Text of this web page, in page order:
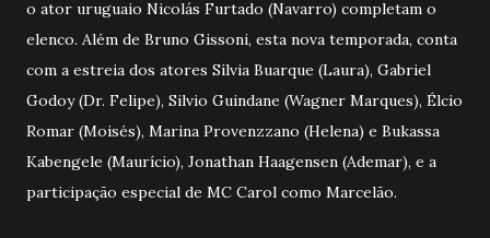
o ator uruguaio Nicolás Furtado (Navarro) completam o
elenco. Além de Bruno Gissoni, esta nova temporada, conta
com a estreia dos atores Sílvia Buarque (Laura), Gabriel
Godoy (Dr. Felipe), Silvio Guindane (Wagner Marques), Élcio
Romar (Moisés), Marina Provenzzano (Helena) e Bukassa
Kabengele (Maurício), Jonathan Haagensen (Ademar), e a
participação especial de MC Carol como Marcelão.